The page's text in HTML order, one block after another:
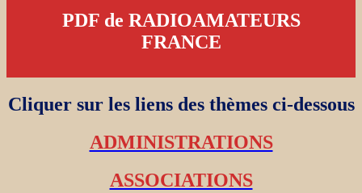
PDF de RADIOAMATEURS
FRANCE
Cliquer sur les liens des thèmes ci-dessous
ADMINISTRATIONS
ASSOCIATIONS